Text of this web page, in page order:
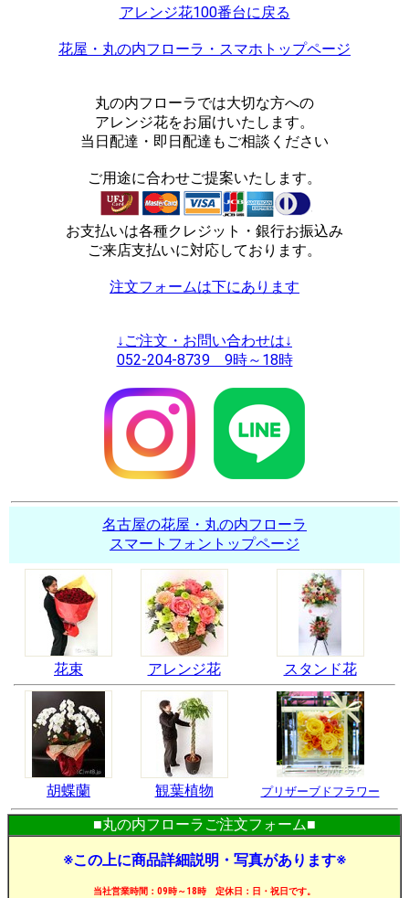
アレンジ花100番台に戻る
花屋・丸の内フローラ・スマホトップページ
丸の内フローラでは大切な方への
アレンジ花をお届けいたします。
当日配達・即日配達もご相談ください
ご用途に合わせご提案いたします。
お支払いは各種クレジット・銀行お振込み
ご来店支払いに対応しております。
注文フォームは下にあります
↓ご注文・お問い合わせは↓
052-204-8739 9時～18時
名古屋の花屋・丸の内フローラ
スマートフォントップページ
花束 アレンジ花 スタンド花
胡蝶蘭 観葉植物 プリザーブドフラワー
■丸の内フローラご注文フォーム■
※この上に商品詳細説明・写真があります※
当社営業時間：09時～18時 定休日：日・祝日です。